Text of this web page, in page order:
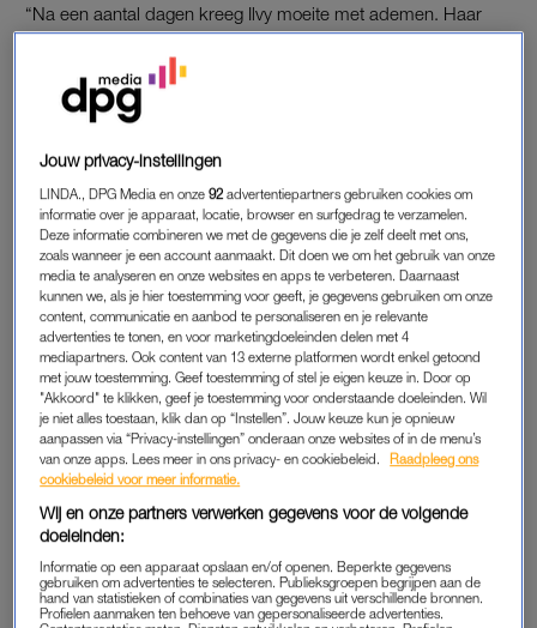
“Na een aantal dagen kreeg Ilvy moeite met ademen. Haar
koorts steeg tot boven de veertig graden en er verschenen
blaren onder haar oksels. We zijn toen naar de huisartsenpost
gegaan, om haar te laten onderzoeken. De arts dacht dat het
gordelroos was, vanwege de blaren op broeierige plekken. Ze
gaf ons een drank mee, met de belofte dat Ilvy’s klachten
binnen een paar uur zouden verbeteren.”
Steeds meer kinderen besmet
met streptokokken, wat zijn
het precies?
LEES OOK
HUISARTSENPOST
Maar niets is minder waar. Een dag later zijn Ilvy’s klachten
alleen maar erger geworden. “De blaren verschenen nu ook
op de rest van haar lichaam, op haar gezicht, en haar vel hing
los rond haar lijf. Ze was zo ziek dat ik geen contact meer met
haar kreeg. Ik had zo’n naar onderbuikgevoel dat ik weer de
Jouw privacy-instellingen
LINDA., DPG Media en onze92 advertentiepartners gebruiken cookies om
informatie over je apparaat, locatie, browser en surfgedrag te verzamelen.
Deze informatie combineren we met de gegevens die je zelf deelt met ons,
zoals wanneer je een account aanmaakt. Dit doen we om het gebruik van onze
media te analyseren en onze websites en apps te verbeteren. Daarnaast
kunnen we, als je hier toestemming voor geeft, je gegevens gebruiken om onze
content, communicatie en aanbod te personaliseren en je relevante
advertenties te tonen, en voor marketingdoeleinden delen met 4
mediapartners. Ook content van 13 externe platformen wordt enkel getoond
met jouw toestemming. Geef toestemming of stel je eigen keuze in. Door op
"Akkoord" te klikken, geef je toestemming voor onderstaande doeleinden. Wil
je niet alles toestaan, klik dan op “Instellen”. Jouw keuze kun je opnieuw
aanpassen via “Privacy-instellingen” onderaan onze websites of in de menu’s
van onze apps. Lees meer in ons privacy- en cookiebeleid.
Raadpleeg ons
cookiebeleid voor meer informatie.
Wij en onze partners verwerken gegevens voor de volgende
doeleinden:
Informatie op een apparaat opslaan en/of openen. Beperkte gegevens
gebruiken om advertenties te selecteren. Publieksgroepen begrijpen aan de
hand van statistieken of combinaties van gegevens uit verschillende bronnen.
Profielen aanmaken ten behoeve van gepersonaliseerde advertenties.